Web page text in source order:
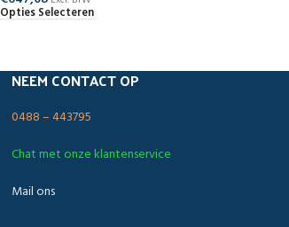
Opties Selecteren
NEEM CONTACT OP
0488 – 443795
Chat met onze klantenservice
Mail ons